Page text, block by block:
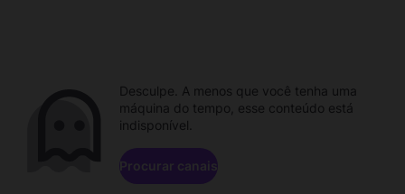
Desculpe. A menos que você tenha uma
máquina do tempo, esse conteúdo está
indisponível.
Procurar canais